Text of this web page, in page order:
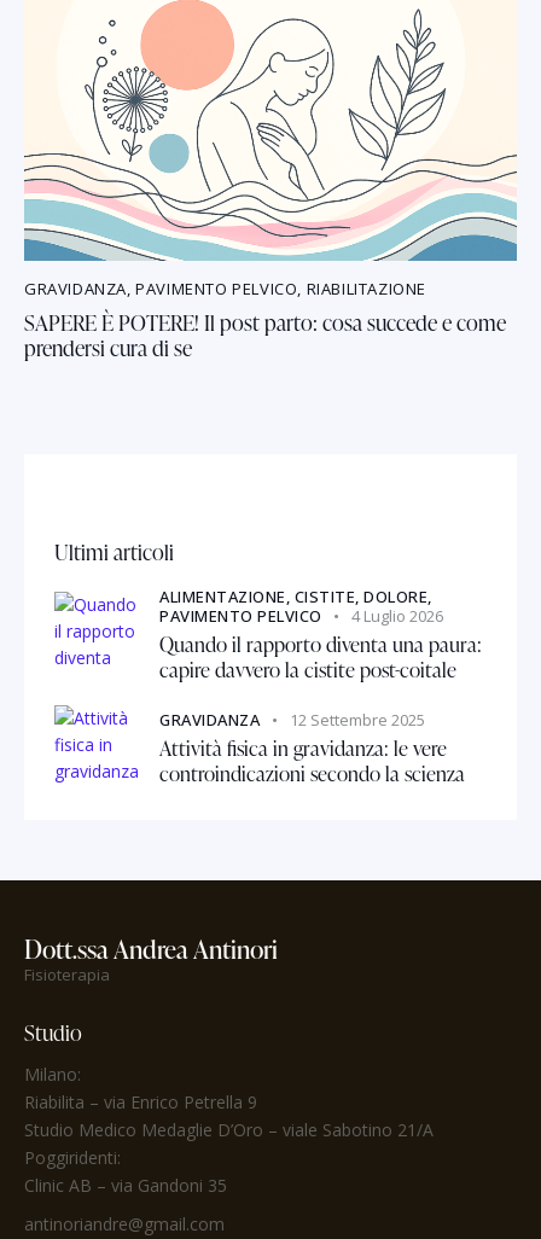
GRAVIDANZA,PAVIMENTO PELVICO, RIABILITAZIONE
SAPERE È POTERE! Il post parto: cosa succede e come
prendersi cura di se
Ultimi articoli
ALIMENTAZIONE, CISTITE, DOLORE,
PAVIMENTO PELVICO
4 Luglio 2026
Quando il rapporto diventa una paura:
capire davvero la cistite post-coitale
GRAVIDANZA 12 Settembre 2025
Attività fisica in gravidanza: le vere
controindicazioni secondo la scienza
Dott.ssa Andrea Antinori
Fisioterapia
Studio
Milano:
Riabilita – via Enrico Petrella 9
Studio Medico Medaglie D’Oro – viale Sabotino 21/A
Poggiridenti:
Clinic AB – via Gandoni 35
antinoriandre@gmail.com